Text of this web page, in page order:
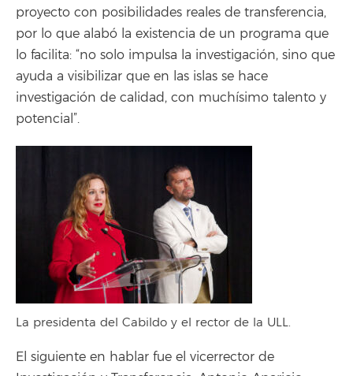
proyecto con posibilidades reales de transferencia,
por lo que alabó la existencia de un programa que
lo facilita: “no solo impulsa la investigación, sino que
ayuda a visibilizar que en las islas se hace
investigación de calidad, con muchísimo talento y
potencial”.
La presidenta del Cabildo y el rector de la ULL.
El siguiente en hablar fue el vicerrector de